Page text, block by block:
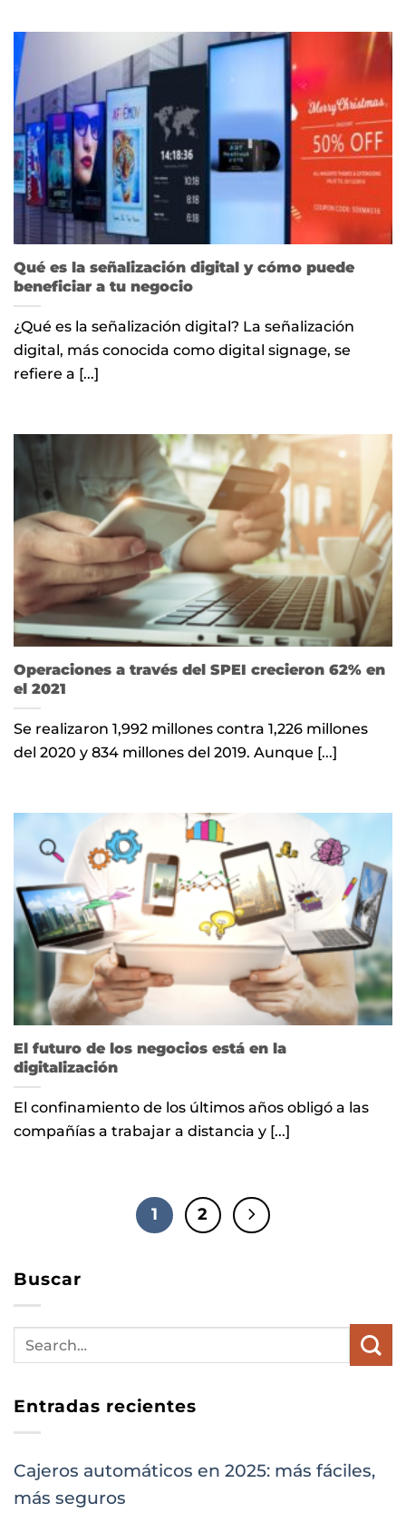
Qué es la señalización digital y cómo puede
beneficiar a tu negocio
¿Qué es la señalización digital? La señalización
digital, más conocida como digital signage, se
refiere a [...]
Operaciones a través del SPEI crecieron 62% en
el 2021
Se realizaron 1,992 millones contra 1,226 millones
del 2020 y 834 millones del 2019. Aunque [...]
El futuro de los negocios está en la
digitalización
El confinamiento de los últimos años obligó a las
compañías a trabajar a distancia y [...]
1 2
Buscar
Entradas recientes
Cajeros automáticos en 2025: más fáciles,
más seguros